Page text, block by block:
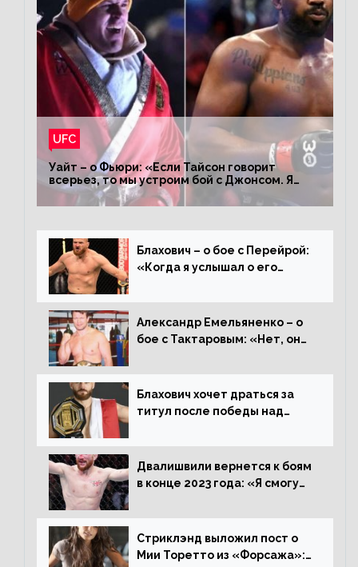
UFC
Уайт – о Фьюри: «Если Тайсон говорит
всерьез, то мы устроим бой с Джонсом. Я
заставил Флойда Мейвезера драться с
Конором»
Блахович – о бое с Перейрой:
«Когда я услышал о его
драться с ним»
Александр Емельяненко – о
бое с Тактаровым: «Нет, он
Блахович хочет драться за
титул после победы над
увезти пояс в Польшу»
Двалишвили вернется к боям
в конце 2023 года: «Я смогу
Стриклэнд выложил пост о
Мии Торетто из «Форсажа»: